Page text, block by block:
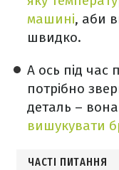
машині, аби
швидко.
А ось під час
потрібно
деталь –
вишукувати
ЧАСТІ ПИТАННЯ